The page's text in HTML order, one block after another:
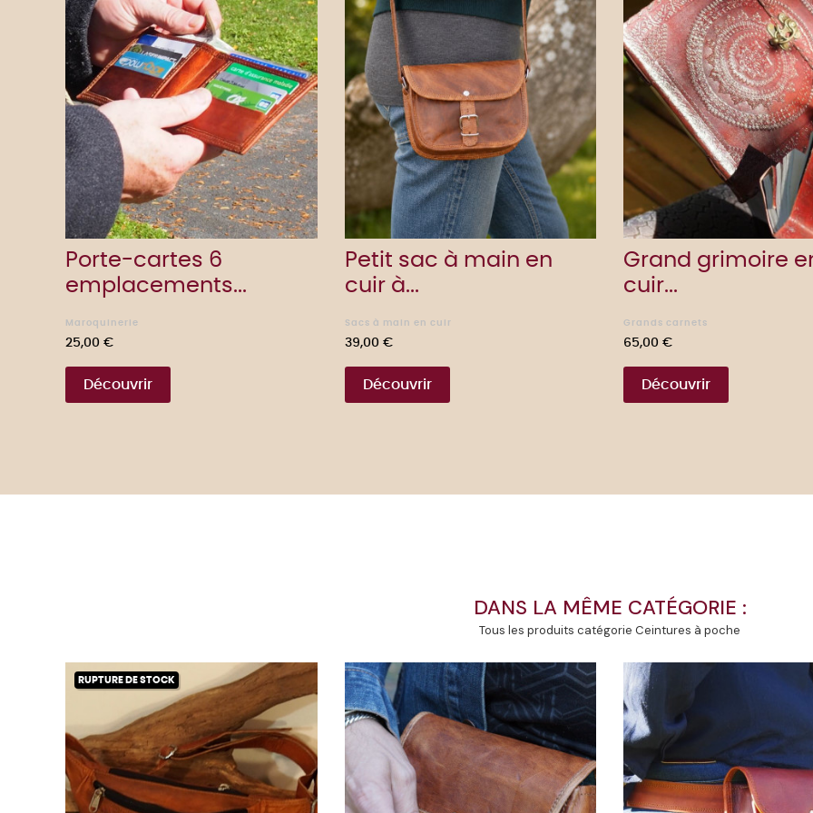
Porte-cartes 6
emplacements...
Maroquinerie
Prix
25,00 €
Découvrir
Petit sac à main en
cuir à...
Sacs à main en cuir
Prix
39,00 €
Découvrir
Grand grimoire
cuir...
Grands carnets
Prix
65,00 €
Découvrir
DANS LA MÊME CATÉGORIE :
Tous les produits catégorie Ceintures à poche
RUPTURE DE STOCK